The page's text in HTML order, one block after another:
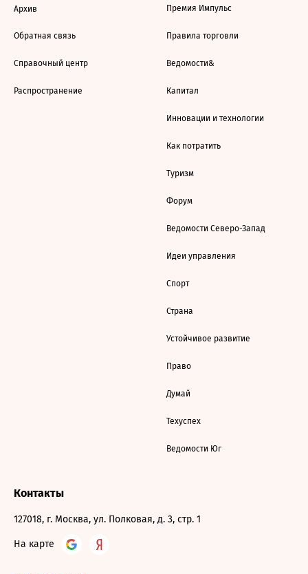
Архив
Обратная связь
Справочный центр
Распространение
Премия Импульс
Правила торговли
Ведомости&
Капитал
Инновации и технологии
Как потратить
Туризм
Форум
Ведомости Северо-Запад
Идеи управления
Спорт
Страна
Устойчивое развитие
Право
Думай
Техуспех
Ведомости Юг
Контакты
127018, г. Москва, ул. Полковая, д. 3, стр. 1
На карте